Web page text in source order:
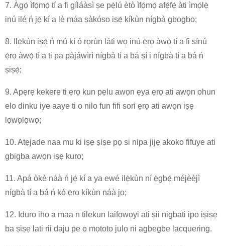
7. Àgọ́ ìfọ́mọ́ tí a fi gíláàsì ṣe pẹ̀lú ètò ìfọ́mọ́ afẹ́fẹ́ àti ìmọ́lẹ̀
inú ilé ń jẹ́ kí a lè máa ṣàkóso iṣẹ́ kíkùn nígbà gbogbo;
8. Ilẹ̀kùn iṣẹ́ ń mú kí ó rọrùn láti wọ inú ẹ̀rọ àwọ̀ tí a fi sínú
ẹ̀rọ àwọ̀ tí a ti pa pàjáwìrì nígbà tí a bá ṣí i nígbà tí a bá ń
ṣiṣẹ́;
9. Apẹrẹ kekere ti ẹrọ kun pẹlu awọn ẹya ẹrọ ati awọn ohun
elo dinku iye aaye ti o nilo fun fifi sori ẹrọ ati awọn iṣẹ
lọwọlọwọ;
10. Atẹjade naa mu ki iṣẹ ṣiṣe pọ si nipa jijẹ akoko fifuye ati
gbigba awọn iṣẹ kuro;
11. Apá òkè náà ń jẹ́ kí a ya ewé ilẹ̀kùn ní ẹ̀gbẹ́ méjèèjì
nígbà tí a bá ń kó ẹ̀rọ kíkùn náà jọ;
12. Iduro iho a maa n tilekun laifọwọyi ati ṣii nigbati ipo iṣiṣẹ
ba ṣiṣẹ lati rii daju pe o mọtoto julọ ni agbegbe lacquering.